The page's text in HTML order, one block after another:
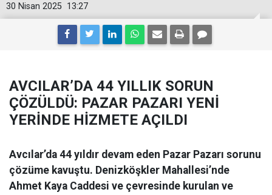
13:27
30 Nisan 2025
AVCILAR’DA 44 YILLIK SORUN
ÇÖZÜLDÜ: PAZAR PAZARI YENİ
YERİNDE HİZMETE AÇILDI
Avcılar’da 44 yıldır devam eden Pazar Pazarı sorunu
çözüme kavuştu. Denizköşkler Mahallesi’nde
Ahmet Kaya Caddesi ve çevresinde kurulan ve